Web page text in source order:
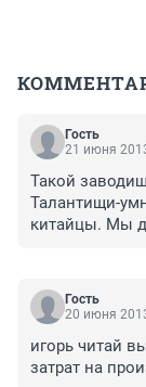
Гость
21 июня
Такой
Талантищи-
китайцы. Мы
настоящий
коллектив
- по
Гость
20 июня
игорь читай
затрат на